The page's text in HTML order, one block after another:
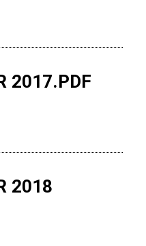
2017.PDF
2018